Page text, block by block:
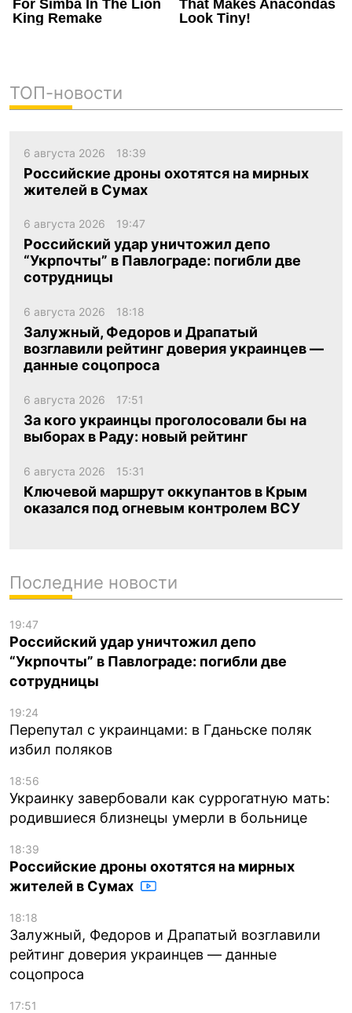
ТОП-новости
6 августа 2026 18:39
Российские дроны охотятся на мирных
жителей в Сумах
6 августа 2026 19:47
Российский удар уничтожил депо
“Укрпочты” в Павлограде: погибли две
сотрудницы
6 августа 2026 18:18
Залужный, Федоров и Драпатый
возглавили рейтинг доверия украинцев —
данные соцопроса
6 августа 2026 17:51
За кого украинцы проголосовали бы на
выборах в Раду: новый рейтинг
6 августа 2026 15:31
Ключевой маршрут оккупантов в Крым
оказался под огневым контролем ВСУ
Последние новости
19:47
Российский удар уничтожил депо
“Укрпочты” в Павлограде: погибли две
сотрудницы
19:24
Перепутал с украинцами: в Гданьске поляк
избил поляков
18:56
Украинку завербовали как суррогатную мать:
родившиеся близнецы умерли в больнице
18:39
Российские дроны охотятся на мирных
жителей в Сумах
18:18
Залужный, Федоров и Драпатый возглавили
рейтинг доверия украинцев — данные
соцопроса
17:51